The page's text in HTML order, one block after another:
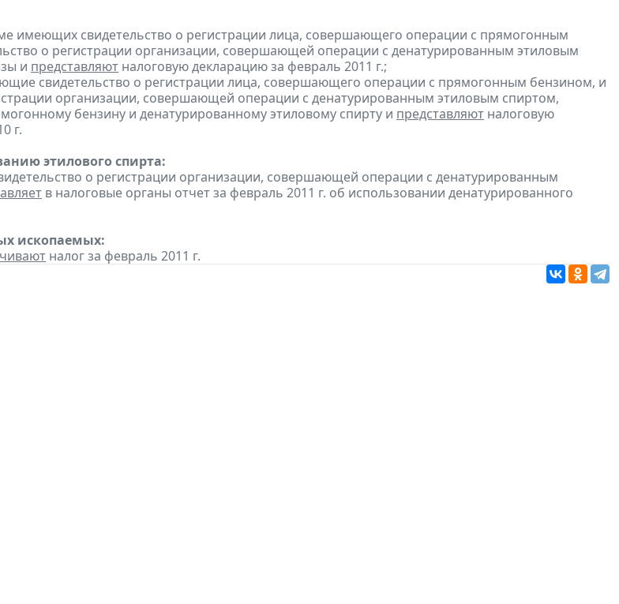
имеющих свидетельство о регистрации лица, совершающего операции с прямогонным
о регистрации организации, совершающей операции с денатурированным этиловым
и представляют налоговую декларацию за февраль 2011 г.;
свидетельство о регистрации лица, совершающего операции с прямогонным бензином, и
организации, совершающей операции с денатурированным этиловым спиртом,
бензину и денатурированному этиловому спирту и представляют налоговую
г.
этилового спирта:
о регистрации организации, совершающей операции с денатурированным
в налоговые органы отчет за февраль 2011 г. об использовании денатурированного
ископаемых:
налог за февраль 2011 г.